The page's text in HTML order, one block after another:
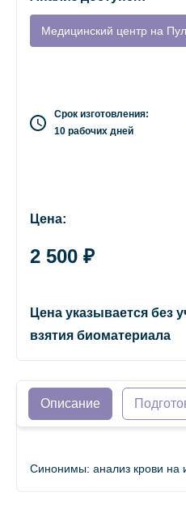
Медицинский центр на
Срок изготовления:
10 рабочих дней
Цена:
2 500 ₽
Цена указывается без
взятия биоматериала
Описание
Синонимы: анализ крови на